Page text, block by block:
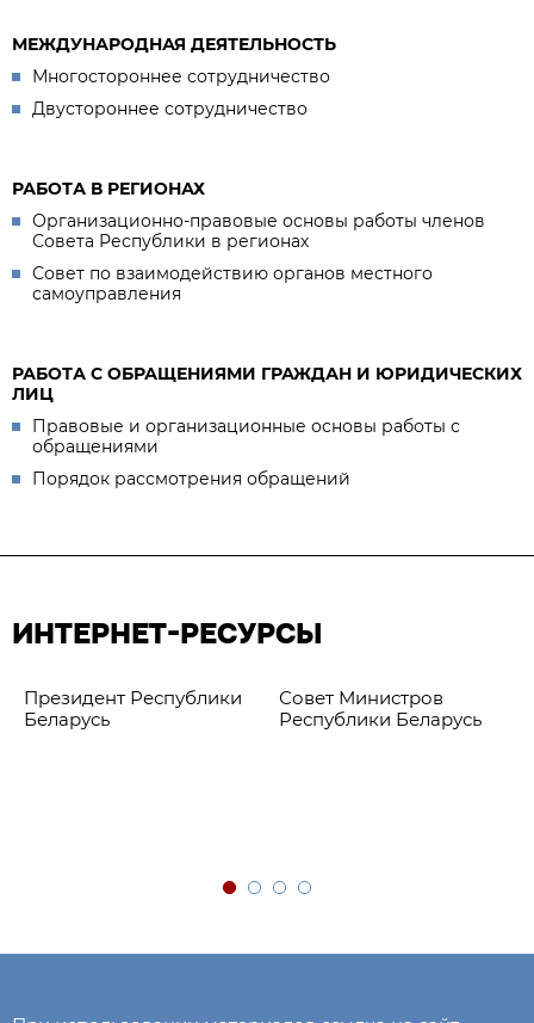
МЕЖДУНАРОДНАЯ ДЕЯТЕЛЬНОСТЬ
Многостороннее сотрудничество
Двустороннее сотрудничество
РАБОТА В РЕГИОНАХ
Организационно-правовые основы работы членов
Совета Республики в регионах
Совет по взаимодействию органов местного
самоуправления
РАБОТА С ОБРАЩЕНИЯМИ ГРАЖДАН И ЮРИДИЧЕСКИХ
ЛИЦ
Правовые и организационные основы работы с
обращениями
Порядок рассмотрения обращений
ИНТЕРНЕТ-РЕСУРСЫ
Президент Республики
Беларусь
Совет Министров
Республики Беларусь